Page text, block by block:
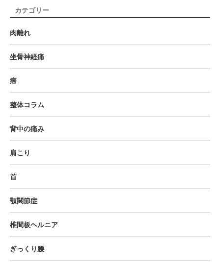
カテゴリー
肉離れ
坐骨神経痛
癌
整体コラム
背中の痛み
肩こり
首
顎関節症
椎間板ヘルニア
ぎっくり腰